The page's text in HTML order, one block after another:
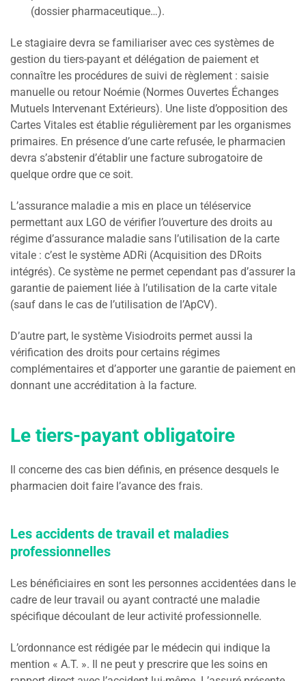
(dossier pharmaceutique…).
Le stagiaire devra se familiariser avec ces systèmes de
gestion du tiers-payant et délégation de paiement et
connaître les procédures de suivi de règlement : saisie
manuelle ou retour Noémie (Normes Ouvertes Échanges
Mutuels Intervenant Extérieurs). Une liste d’opposition des
Cartes Vitales est établie régulièrement par les organismes
primaires. En présence d’une carte refusée, le pharmacien
devra s’abstenir d’établir une facture subrogatoire de
quelque ordre que ce soit.
L’assurance maladie a mis en place un téléservice
permettant aux LGO de vérifier l’ouverture des droits au
régime d’assurance maladie sans l’utilisation de la carte
vitale : c’est le système ADRi (Acquisition des DRoits
intégrés). Ce système ne permet cependant pas d’assurer la
garantie de paiement liée à l’utilisation de la carte vitale
(sauf dans le cas de l’utilisation de l’ApCV).
D’autre part, le système Visiodroits permet aussi la
vérification des droits pour certains régimes
complémentaires et d’apporter une garantie de paiement en
donnant une accréditation à la facture.
Le tiers-payant obligatoire
Il concerne des cas bien définis, en présence desquels le
pharmacien doit faire l’avance des frais.
Les accidents de travail et maladies
professionnelles
Les bénéficiaires en sont les personnes accidentées dans le
cadre de leur travail ou ayant contracté une maladie
spécifique découlant de leur activité professionnelle.
L’ordonnance est rédigée par le médecin qui indique la
mention « A.T. ». Il ne peut y prescrire que les soins en